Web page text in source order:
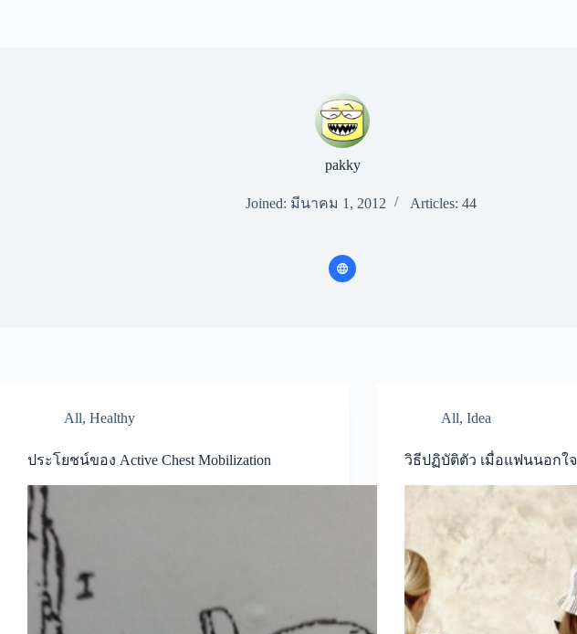
pakky
Joined: มีนาคม 1, 2012 Articles: 44
All, Healthy
ประโยชน์ของ Active Chest Mobilization
All,Idea
วิธีปฏิบัติตัว เมื่อแฟนนอกใจ